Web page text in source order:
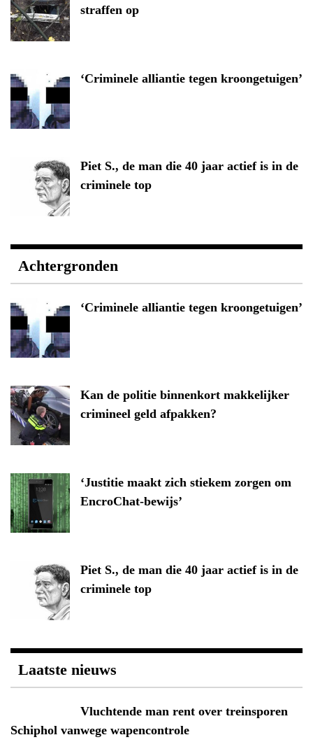
straffen op
‘Criminele alliantie tegen kroongetuigen’
Piet S., de man die 40 jaar actief is in de
criminele top
Achtergronden
‘Criminele alliantie tegen kroongetuigen’
Kan de politie binnenkort makkelijker
crimineel geld afpakken?
‘Justitie maakt zich stiekem zorgen om
EncroChat-bewijs’
Piet S., de man die 40 jaar actief is in de
criminele top
Laatste nieuws
Vluchtende man rent over treinsporen
Schiphol vanwege wapencontrole